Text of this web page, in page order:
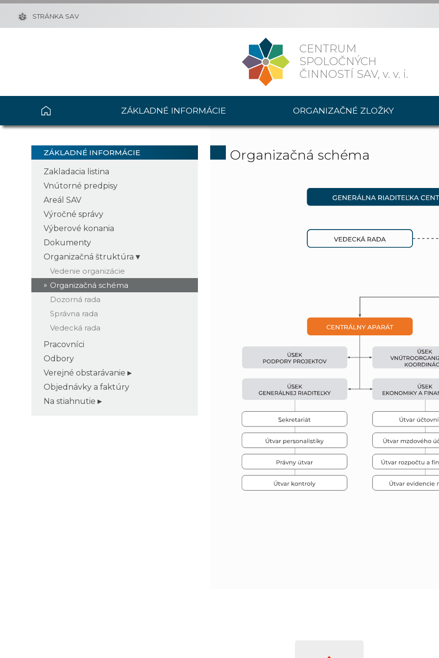
CENTRUM
SPOLOČNÝCH
ČINNOSTÍ SAV, v. v. i.
STRÁNKA SAV
ZÁKLADNÉ INFORMÁCIE ORGANIZAČNÉ ZLOŽKY
ZÁKLADNÉ INFORMÁCIE
Zakladacia listina
Vnútorné predpisy
Areál SAV
Výročné správy
Výberové konania
Dokumenty
Organizačná štruktúra
Vedenie organizácie
Organizačná schéma
Dozorná rada
Správna rada
Vedecká rada
Pracovníci
Odbory
Verejné obstarávanie
Objednávky a faktúry
Na stiahnutie
Organizačná schéma